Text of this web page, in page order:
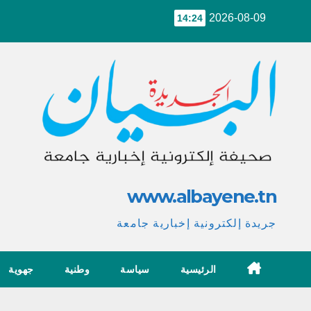
2026-08-09
14:24
www.albayene.tn
جريدة إلكترونية إخبارية جامعة
الرئيسية سياسة وطنية جهوية